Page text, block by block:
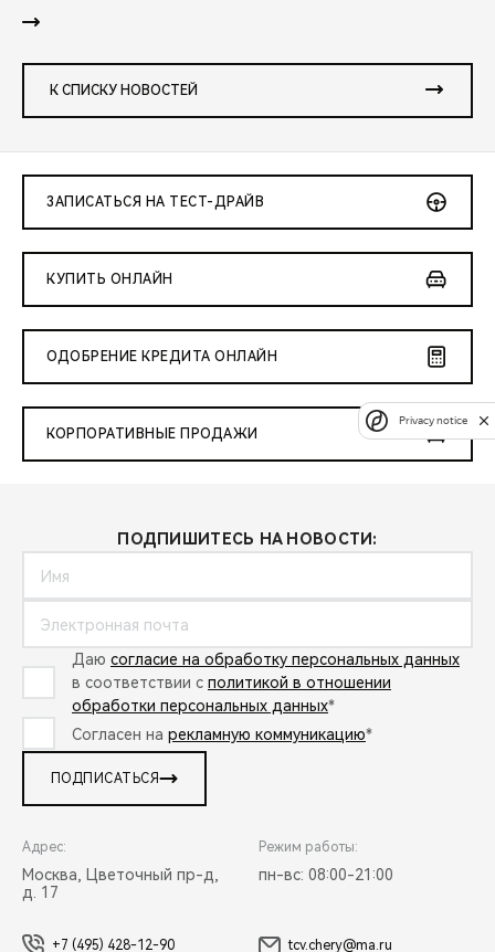
К СПИСКУ НОВОСТЕЙ
ЗАПИСАТЬСЯ НА ТЕСТ-ДРАЙВ
КУПИТЬ ОНЛАЙН
ОДОБРЕНИЕ КРЕДИТА ОНЛАЙН
КОРПОРАТИВНЫЕ ПРОДАЖИ
ПОДПИШИТЕСЬ НА НОВОСТИ:
Даю согласие на обработку персональных данных
в соответствии с политикой в отношении
обработки персональных данных*
Согласен на рекламную коммуникацию*
ПОДПИСАТЬСЯ
Адрес:
Москва, Цветочный пр-д,
д. 17
Режим работы:
пн-вс: 08:00-21:00
+7 (495) 428-12-90 tcv.chery@ma.ru
Privacy notice